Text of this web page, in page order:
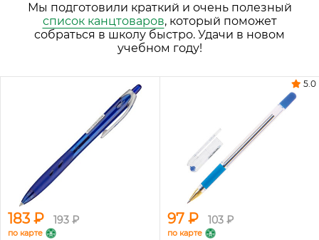
Мы подготовили краткий и очень полезный
список канцтоваров, который поможет
собраться в школу быстро. Удачи в новом
учебном году!
183 ₽ 193 ₽
по карте
97 ₽ 103 ₽
по карте
5.0